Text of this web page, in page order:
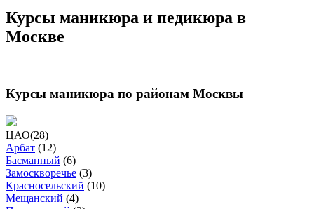
Курсы маникюра и педикюра в
Москве
Курсы маникюра по районам Москвы
ЦАО(28)
Арбат (12)
Басманный (6)
Замоскворечье (3)
Красносельский (10)
Мещанский (4)